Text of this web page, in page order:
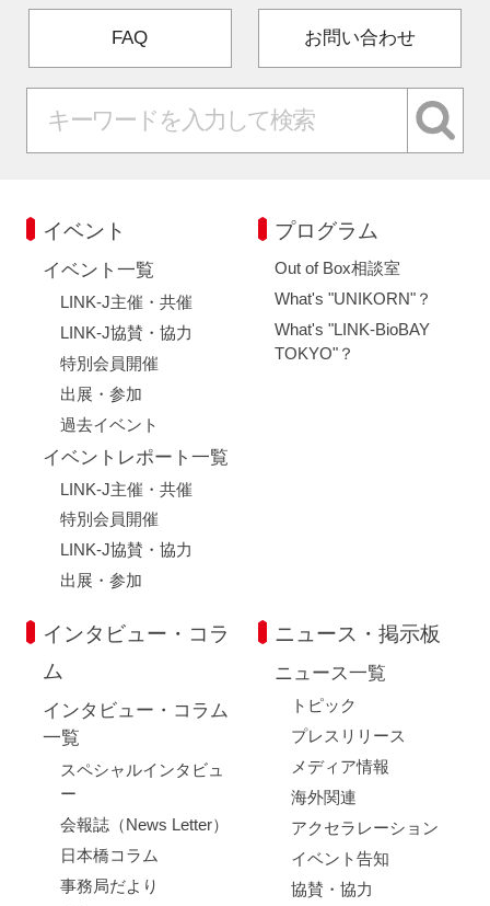
FAQ お問い合わせ
イベント
イベント一覧
LINK-J主催・共催
LINK-J協賛・協力
特別会員開催
出展・参加
過去イベント
イベントレポート一覧
LINK-J主催・共催
特別会員開催
LINK-J協賛・協力
出展・参加
プログラム
Out of Box相談室
What's "UNIKORN"？
What's "LINK-BioBAY
TOKYO"？
インタビュー・コラ
ム
インタビュー・コラム
一覧
スペシャルインタビュ
ー
会報誌（News Letter）
日本橋コラム
事務局だより
ニュース・掲示板
ニュース一覧
トピック
プレスリリース
メディア情報
海外関連
アクセラレーション
イベント告知
協賛・協力